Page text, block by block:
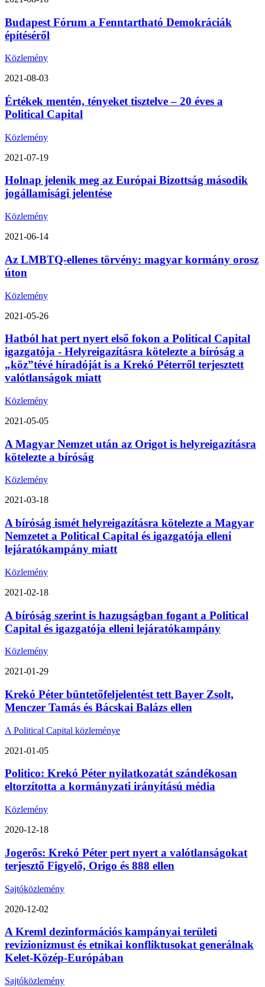
Budapest Fórum a Fenntartható Demokráciák
építéséről
Közlemény
2021-08-03
Értékek mentén, tényeket tisztelve – 20 éves a
Political Capital
Közlemény
2021-07-19
Holnap jelenik meg az Európai Bizottság második
jogállamisági jelentése
Közlemény
2021-06-14
Az LMBTQ-ellenes törvény: magyar kormány orosz
úton
Közlemény
2021-05-26
Hatból hat pert nyert első fokon a Political Capital
igazgatója - Helyreigazításra kötelezte a bíróság a
„köz”tévé híradóját is a Krekó Péterről terjesztett
valótlanságok miatt
Közlemény
2021-05-05
A Magyar Nemzet után az Origot is helyreigazításra
kötelezte a bíróság
Közlemény
2021-03-18
A bíróság ismét helyreigazításra kötelezte a Magyar
Nemzetet a Political Capital és igazgatója elleni
lejáratókampány miatt
Közlemény
2021-02-18
A bíróság szerint is hazugságban fogant a Political
Capital és igazgatója elleni lejáratókampány
Közlemény
2021-01-29
Krekó Péter büntetőfeljelentést tett Bayer Zsolt,
Menczer Tamás és Bácskai Balázs ellen
A Political Capital közleménye
2021-01-05
Politico: Krekó Péter nyilatkozatát szándékosan
eltorzította a kormányzati irányítású média
Közlemény
2020-12-18
Jogerős: Krekó Péter pert nyert a valótlanságokat
terjesztő Figyelő, Origo és 888 ellen
Sajtóközlemény
2020-12-02
A Kreml dezinformációs kampányai területi
revizionizmust és etnikai konfliktusokat generálnak
Kelet-Közép-Európában
Sajtóközlemény